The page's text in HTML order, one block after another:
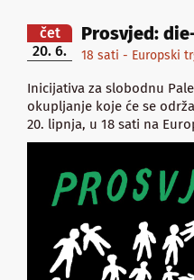
čet
20. 6.
Prosvjed:
18 sati - Europski
Inicijativa za slobodnu
okupljanje koje će se
20. lipnja, u 18 sati na